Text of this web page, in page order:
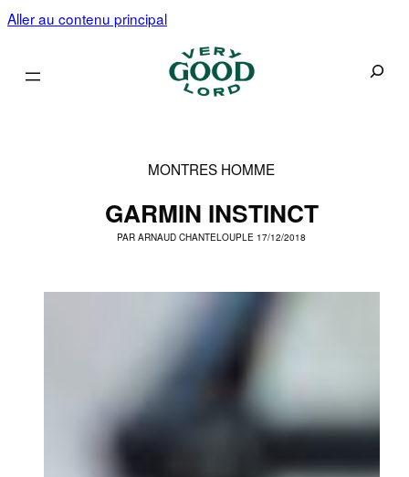
Aller au contenu principal
MONTRES HOMME
GARMIN INSTINCT
PARARNAUD CHANTELOUPLE 17/12/2018